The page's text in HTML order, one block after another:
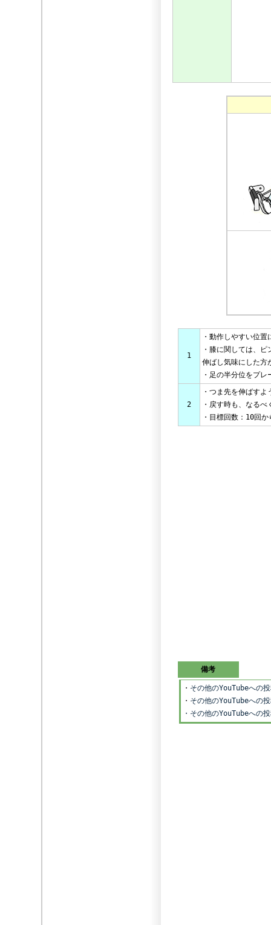
1
・動作しやすい位
・膝に関しては、
伸ばし気味にした方
・足の半分位をプ
2
・つま先を伸ばす
・戻す時も、なる
・目標回数：10回
備考
・ その他のYouTubeへの
・ その他のYouTubeへの
・その他のYouTubeへの